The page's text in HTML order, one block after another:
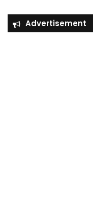
Advertisement